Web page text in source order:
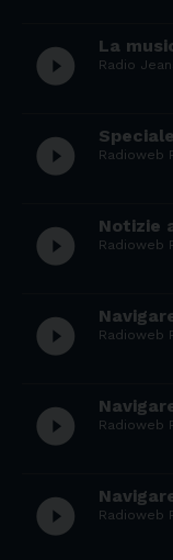
play_circle_filled La
Radio
play_circle_filled Radioweb
play_circle_filled Notizie
Radioweb
play_circle_filled Radioweb
play_circle_filled Radioweb
play_circle_filled Radioweb